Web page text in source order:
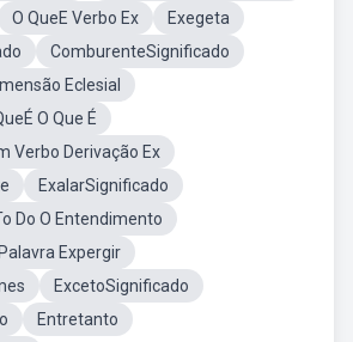
O QueE Verbo Ex
Exegeta
ComburenteSignificado
Eclesial
O Que É
Verbo Derivação Ex
ExalarSignificado
Do O Entendimento
Expergir
ExcetoSignificado
Entretanto